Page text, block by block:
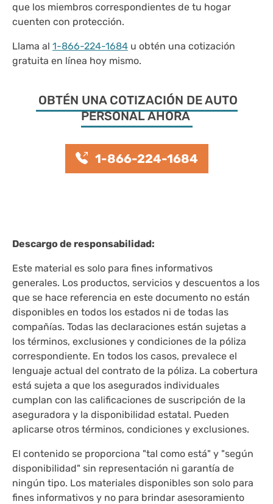
que los miembros correspondientes de tu hogar
cuenten con protección.
Llama al 1-866-224-1684 u obtén una cotización
gratuita en línea hoy mismo.
OBTÉN UNA COTIZACIÓN DE AUTO
PERSONAL AHORA
1-866-224-1684
Descargo de responsabilidad:
Este material es solo para fines informativos
generales. Los productos, servicios y descuentos a los
que se hace referencia en este documento no están
disponibles en todos los estados ni de todas las
compañías. Todas las declaraciones están sujetas a
los términos, exclusiones y condiciones de la póliza
correspondiente. En todos los casos, prevalece el
lenguaje actual del contrato de la póliza. La cobertura
está sujeta a que los asegurados individuales
cumplan con las calificaciones de suscripción de la
aseguradora y la disponibilidad estatal. Pueden
aplicarse otros términos, condiciones y exclusiones.
El contenido se proporciona "tal como está" y "según
disponibilidad" sin representación ni garantía de
ningún tipo. Los materiales disponibles son solo para
fines informativos y no para brindar asesoramiento